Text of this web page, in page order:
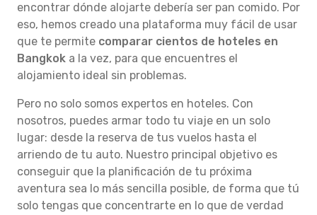
encontrar dónde alojarte debería ser pan comido. Por
eso, hemos creado una plataforma muy fácil de usar
que te permite comparar cientos de hoteles en
Bangkok a la vez, para que encuentres el
alojamiento ideal sin problemas.
Pero no solo somos expertos en hoteles. Con
nosotros, puedes armar todo tu viaje en un solo
lugar: desde la reserva de tus vuelos hasta el
arriendo de tu auto. Nuestro principal objetivo es
conseguir que la planificación de tu próxima
aventura sea lo más sencilla posible, de forma que tú
solo tengas que concentrarte en lo que de verdad